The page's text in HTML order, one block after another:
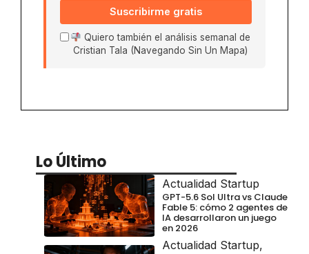
Suscribirme gratis
Quiero también el análisis semanal de
Cristian Tala (Navegando Sin Un Mapa)
Lo Último
Actualidad Startup
GPT-5.6 Sol Ultra vs Claude
Fable 5: cómo 2 agentes de
IA desarrollaron un juego
en 2026
Actualidad Startup,